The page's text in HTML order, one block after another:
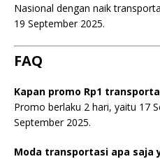
Nasional dengan naik
19 September 2025.
FAQ
Kapan promo Rp1
Promo berlaku 2 hari, yaitu 17
September 2025.
Moda transportasi apa saja